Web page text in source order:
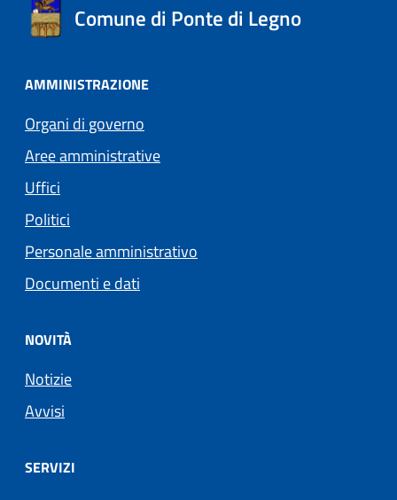
Comune di Ponte di Legno
AMMINISTRAZIONE
Organi di governo
Aree amministrative
Uffici
Politici
Personale amministrativo
Documenti e dati
NOVITÀ
Notizie
Avvisi
SERVIZI